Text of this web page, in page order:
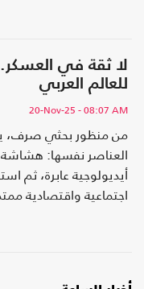
لا ثقة في
للعالم العربي
20-Nov-25 - 08:07 AM
من منظور بحثي صرف،
العناصر نفسها:
أيديولوجية عابرة، ثم
اجتماعية واقتصادية